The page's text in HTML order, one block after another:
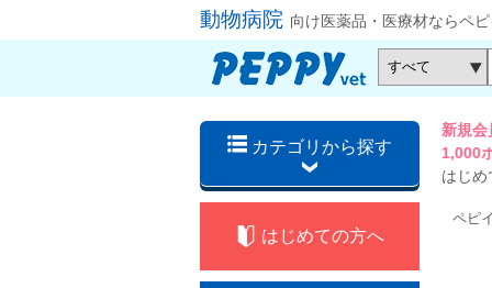
動物病院 向け医薬品・医療材ならペ
カテゴリから探す
新規
1,000
はじめ
はじめての方へ
ペピ